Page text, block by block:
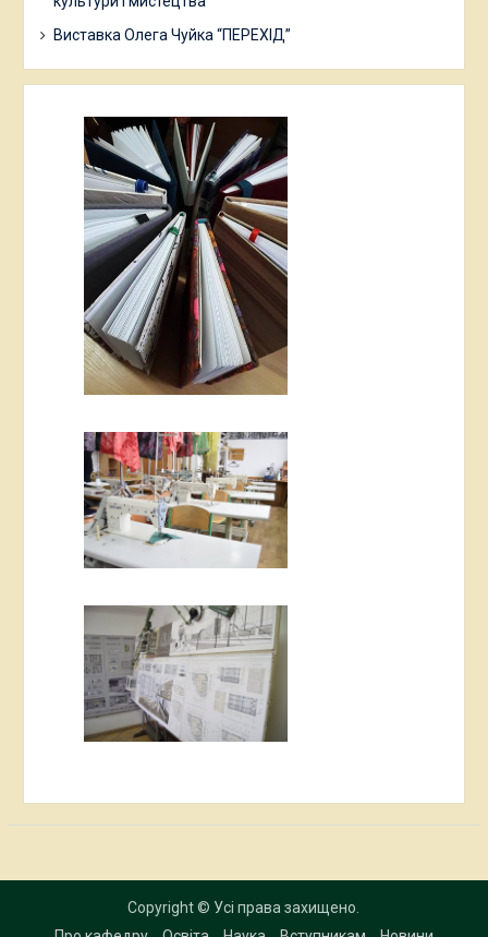
Виставка Олега Чуйка “ПЕРЕХІД”
Copyright © Усі права захищено.